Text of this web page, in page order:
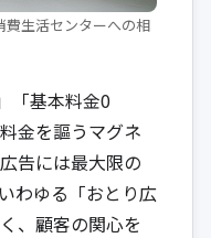
生活センターへの相
「基本料金0
金を謳うマグネ
告には最大限の
わゆる「おとり広
、顧客の関心を